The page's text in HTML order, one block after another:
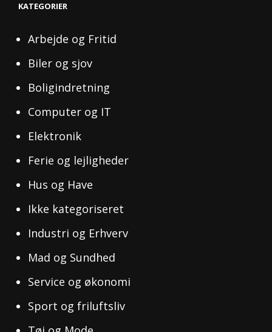
KATEGORIER
Arbejde og Fritid
Biler og sjov
Boligindretning
Computer og IT
Elektronik
Ferie og lejligheder
Hus og Have
Ikke kategoriseret
Industri og Erhverv
Mad og Sundhed
Service og økonomi
Sport og friluftsliv